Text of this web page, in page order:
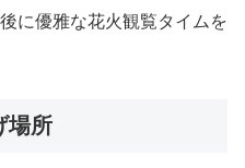
に優雅な花火観覧タイムを
場所